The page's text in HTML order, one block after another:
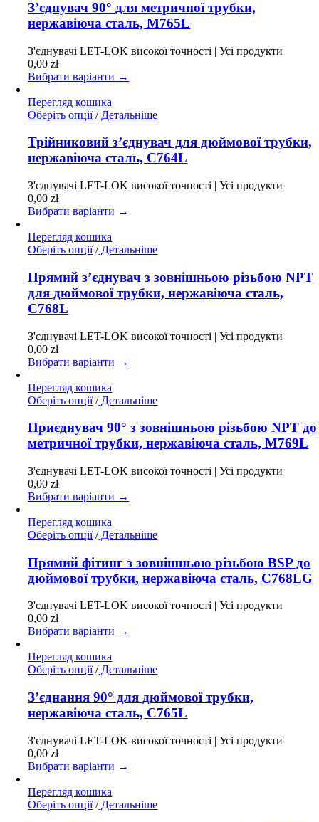
має
кілька
варіантів.
можна
на
товару
З’єднувач 90° для метричної трубки,
нержавіюча сталь, M765L
З'єднувачі LET-LOK високої точності | Усі продукти
0,00zł
Вибрати варіанти →
Перегляд кошика
Оберіть опції Цей
має
варіантів.
можна
на
товару
/Детальніше
Трійниковий з’єднувач для дюймової трубки,
нержавіюча сталь, C764L
З'єднувачі LET-LOK високої точності | Усі продукти
0,00zł
Вибрати варіанти →
Перегляд кошика
Оберіть опції Цей
має
кілька
варіантів.
вибрати
сторінці
/Детальніше
Прямий з’єднувач з зовнішньою різьбою NPT
для дюймової трубки, нержавіюча сталь,
C768L
З'єднувачі LET-LOK високої точності | Усі продукти
0,00zł
Вибрати варіанти →
Перегляд кошика
Оберіть опції Цей
має
кілька
варіантів.
можна
на
товару
/Детальніше
Приєднувач 90° з зовнішньою різьбою NPT до
метричної трубки, нержавіюча сталь, M769L
З'єднувачі LET-LOK високої точності | Усі продукти
0,00zł
Вибрати варіанти →
Перегляд кошика
Оберіть опції Цей
має
кілька
варіантів.
можна
на
товару
/Детальніше
Прямий фітинг з зовнішньою різьбою BSP до
дюймової трубки, нержавіюча сталь, C768LG
З'єднувачі LET-LOK високої точності | Усі продукти
0,00zł
Вибрати варіанти →
Перегляд кошика
Оберіть опції Цей
має
кілька
варіантів.
можна
на
товару
/Детальніше
З’єднання 90° для дюймової трубки,
нержавіюча сталь, C765L
З'єднувачі LET-LOK високої точності | Усі продукти
0,00zł
Вибрати варіанти →
Перегляд кошика
Оберіть опції Цей
/Детальніше